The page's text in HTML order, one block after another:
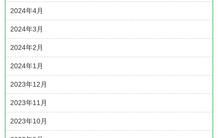
2024年4月
2024年3月
2024年2月
2024年1月
2023年12月
2023年11月
2023年10月